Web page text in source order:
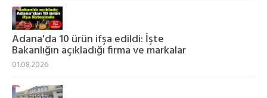
Adana'da 10 ürün ifşa edildi: İşte
Bakanlığın açıkladığı firma ve markalar
01.08.2026